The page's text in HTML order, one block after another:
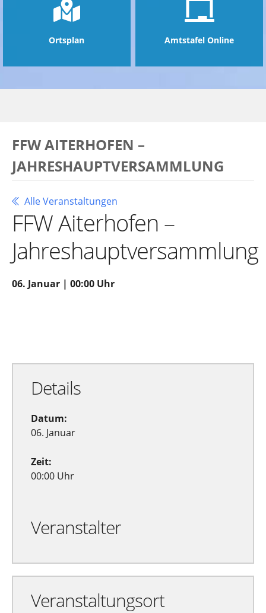
Ortsplan Amtstafel Online
FFW AITERHOFEN –
JAHRESHAUPTVERSAMMLUNG
Alle Veranstaltungen
FFW Aiterhofen –
Jahreshauptversammlung
06. Januar | 00:00 Uhr
Details
Datum:
06. Januar
Zeit:
00:00 Uhr
Veranstalter
Veranstaltungsort